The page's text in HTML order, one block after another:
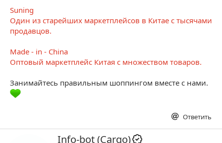
Suning
Один из старейших маркетплейсов в Китае с тысячами
продавцов.
Made - in - China
Оптовый маркетплейс Китая с множеством товаров.
Занимайтесь правильным шоппингом вместе с нами.
Ответить
А
Info-bot (Cargo)